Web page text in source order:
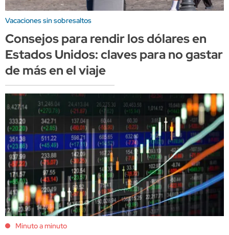
Vacaciones sin sobresaltos
Consejos para rendir los dólares en
Estados Unidos: claves para no gastar
de más en el viaje
Minuto a minuto